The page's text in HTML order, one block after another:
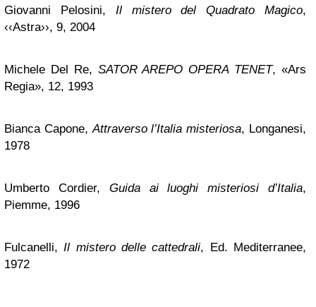
Giovanni Pelosini, Il mistero del Quadrato Magico,
‹‹Astra››, 9, 2004
Michele Del Re, SATOR AREPO OPERA TENET, «Ars
Regia», 12, 1993
Bianca Capone,Attraverso l’Italia misteriosa, Longanesi,
1978
Umberto Cordier, Guida ai luoghi misteriosi d’Italia,
Piemme, 1996
Fulcanelli,Il mistero delle cattedrali, Ed. Mediterranee,
1972